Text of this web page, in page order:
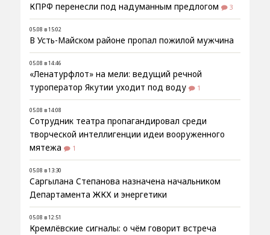
КПРФ перенесли под надуманным предлогом
3
05.08 в 15:02
В Усть-Майском районе пропал пожилой мужчина
05.08 в 14:46
«Ленатурфлот» на мели: ведущий речной
туроператор Якутии уходит под воду
1
05.08 в 14:08
Сотрудник театра пропагандировал среди
творческой интеллигенции идеи вооруженного
мятежа
1
05.08 в 13:30
Саргылана Степанова назначена начальником
Департамента ЖКХ и энергетики
05.08 в 12:51
Кремлёвские сигналы: о чём говорит встреча